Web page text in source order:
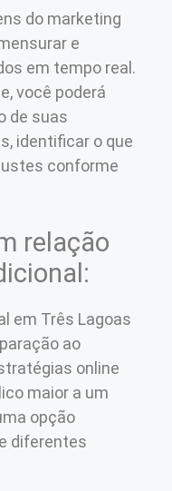
do marketing
e
em tempo real.
você poderá
de suas
identificar o que
conforme
relação
em Três Lagoas
ao
online
maior a um
opção
diferentes